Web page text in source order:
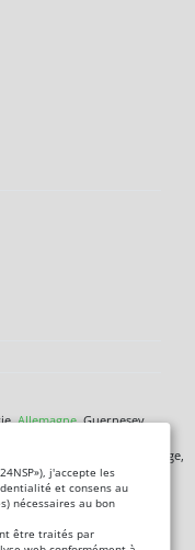
Allemagne, Guernesey,
Monaco, Pays-Bas, Norvège,
Slovénie, Îles Féroé,
destiné à diagnostiquer,
j'accepte les
et consens au
nécessaires au bon
être traités par